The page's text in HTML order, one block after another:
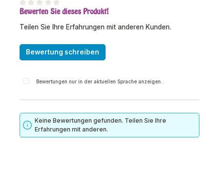
Durchschnittliche Bewertung von 0 von 5 Sternen
Bewerten Sie dieses Produkt!
Teilen Sie Ihre Erfahrungen mit anderen Kunden.
Bewertung schreiben
Bewertungen nur in der aktuellen Sprache anzeigen.
Keine Bewertungen gefunden. Teilen Sie Ihre
Erfahrungen mit anderen.